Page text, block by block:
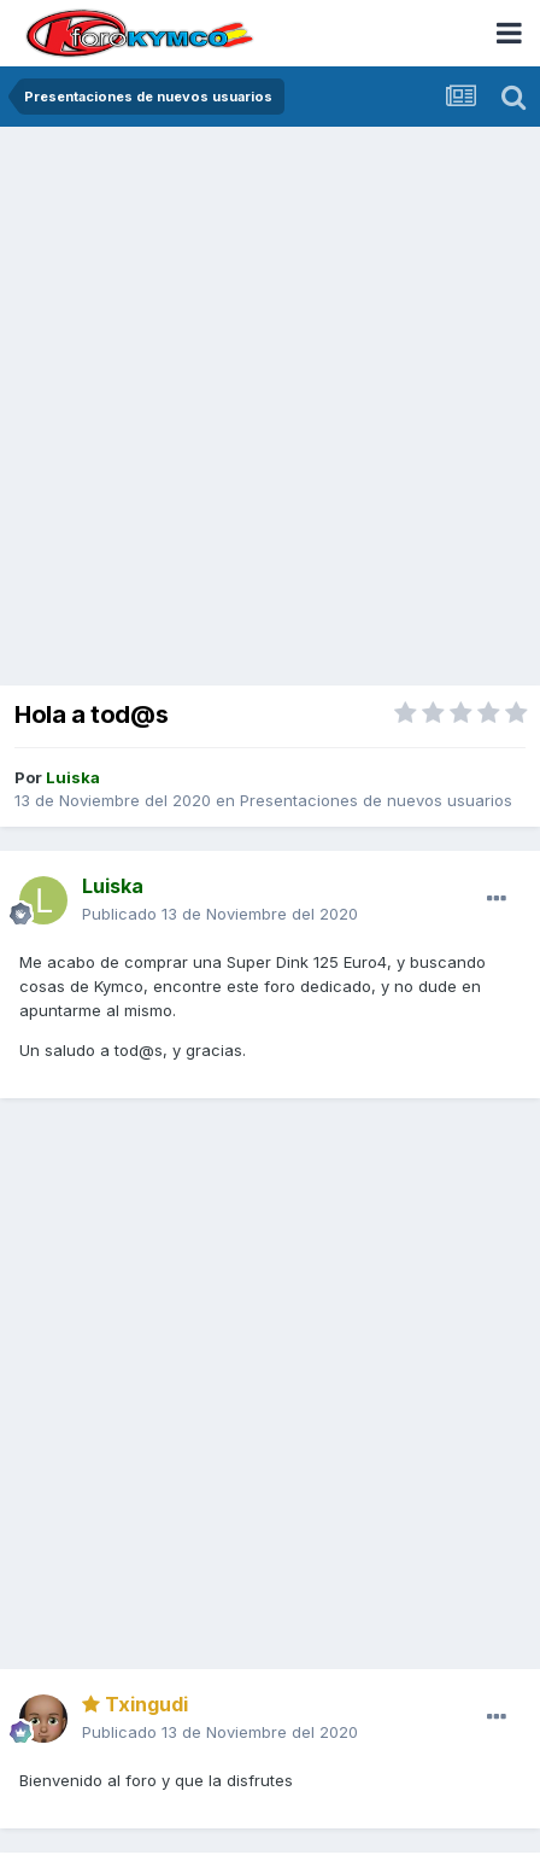
Presentaciones de nuevos usuarios
Hola a tod@s
Por Luiska
13 de Noviembre del 2020 en Presentaciones de nuevos usuarios
Luiska
Publicado 13 de Noviembre del 2020
Me acabo de comprar una Super Dink 125 Euro4, y buscando
cosas de Kymco, encontre este foro dedicado, y no dude en
apuntarme al mismo.
Un saludo a tod@s, y gracias.
Txingudi
Publicado 13 de Noviembre del 2020
Bienvenido al foro y que la disfrutes